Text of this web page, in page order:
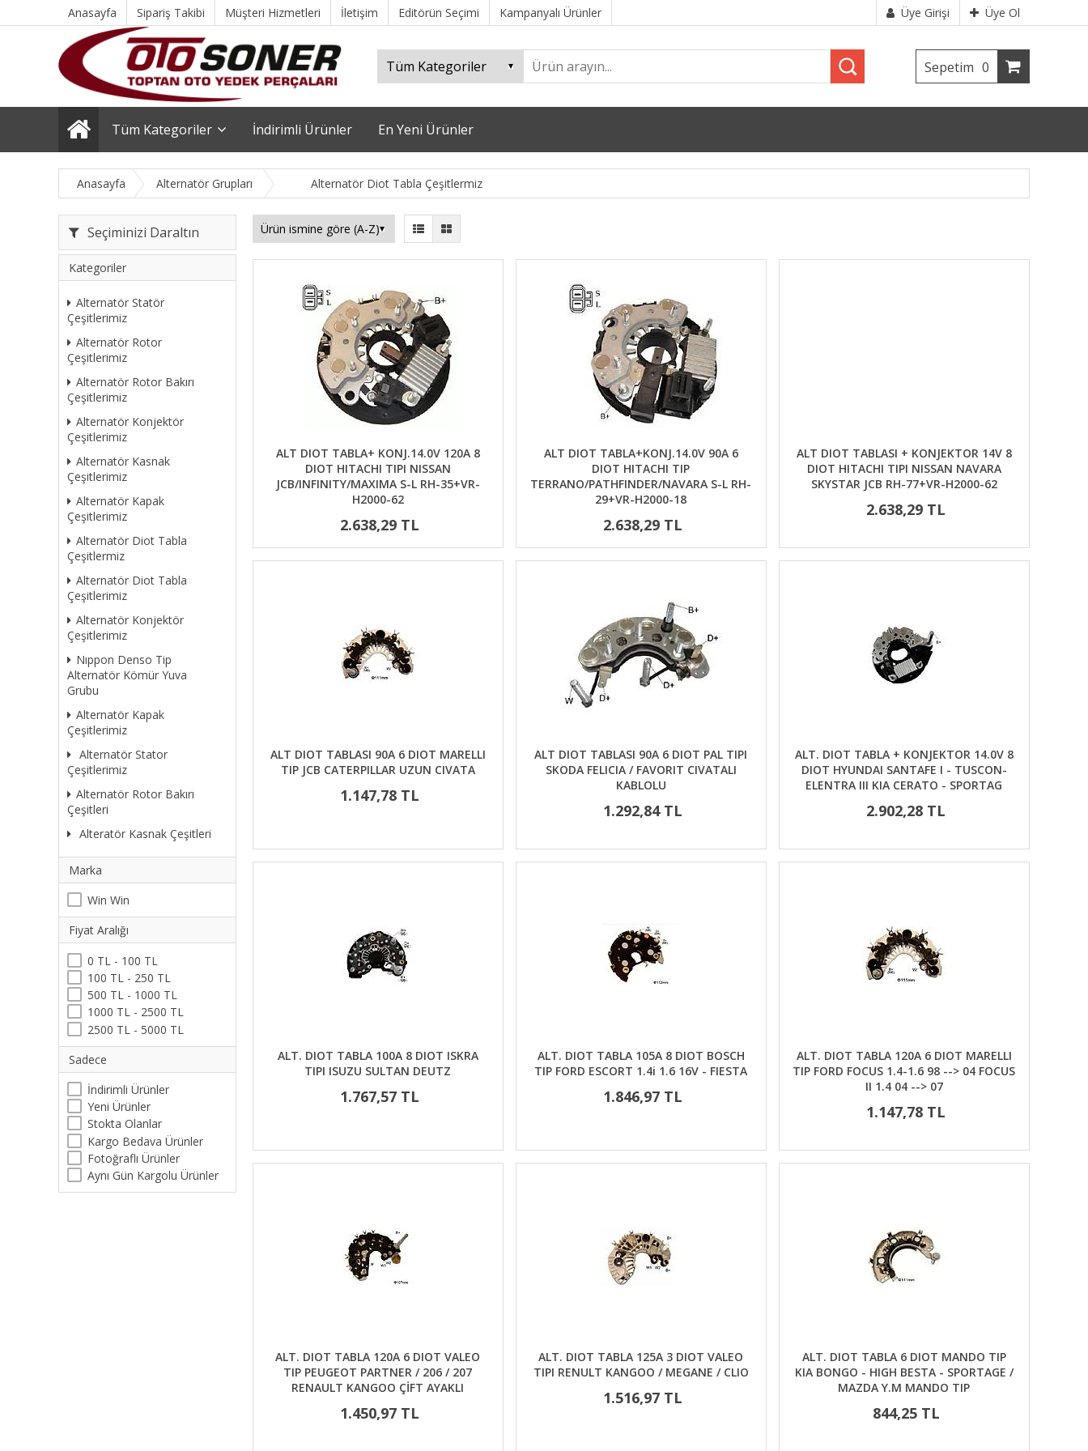
Anasayfa Sipariş Takibi Müşteri Hizmetleri İletişim Editörün Seçimi Kampanyalı Ürünler Üye Girişi Üye Ol
Sepetim 0
Tüm Kategoriler İndirimli Ürünler En Yeni Ürünler
Anasayfa Alternatör Grupları Alternatör Diot Tabla Çeşitlermiz
Seçiminizi Daraltın
Kategoriler
Alternatör Statör
Çeşitlerimiz
Alternatör Rotor
Çeşitlerimiz
Alternatör Rotor Bakırı
Çeşitlerimiz
Alternatör Konjektör
Çeşitlerimiz
Alternatör Kasnak
Çeşitlerimiz
Alternatör Kapak
Çeşitlerimiz
Alternatör Diot Tabla
Çeşitlermiz
Alternatör Diot Tabla
Çeşitlerimiz
Alternatör Konjektör
Çeşitlerimiz
Nıppon Denso Tip
Alternatör Kömür Yuva
Grubu
Alternatör Kapak
Çeşitlerimiz
Alternatör Stator
Çeşitlerimiz
Alternatör Rotor Bakırı
Çeşitleri
Alteratör Kasnak Çeşitleri
Marka
Win Win
Fiyat Aralığı
0 TL - 100 TL
100 TL - 250 TL
500 TL - 1000 TL
1000 TL - 2500 TL
2500 TL - 5000 TL
Sadece
İndirimli Ürünler
Yeni Ürünler
Stokta Olanlar
Kargo Bedava Ürünler
Fotoğraflı Ürünler
Aynı Gün Kargolu Ürünler
ALT DIOT TABLA+ KONJ.14.0V 120A 8
DIOT HITACHI TIPI NISSAN
JCB/INFINITY/MAXIMA S-L RH-35+VR-
H2000-62
2.638,29 TL
ALT DIOT TABLA+KONJ.14.0V 90A 6
DIOT HITACHI TIP
TERRANO/PATHFINDER/NAVARA S-L RH-
29+VR-H2000-18
2.638,29 TL
ALT DIOT TABLASI + KONJEKTOR 14V 8
DIOT HITACHI TIPI NISSAN NAVARA
SKYSTAR JCB RH-77+VR-H2000-62
2.638,29 TL
ALT DIOT TABLASI 90A 6 DIOT MARELLI
TIP JCB CATERPILLAR UZUN CIVATA
1.147,78 TL
ALT DIOT TABLASI 90A 6 DIOT PAL TIPI
SKODA FELICIA / FAVORIT CIVATALI
KABLOLU
1.292,84 TL
ALT. DIOT TABLA + KONJEKTOR 14.0V 8
DIOT HYUNDAI SANTAFE I - TUSCON-
ELENTRA III KIA CERATO - SPORTAG
2.902,28 TL
ALT. DIOT TABLA 100A 8 DIOT ISKRA
TIPI ISUZU SULTAN DEUTZ
1.767,57 TL
ALT. DIOT TABLA 105A 8 DIOT BOSCH
TIP FORD ESCORT 1.4i 1.6 16V - FIESTA
1.846,97 TL
ALT. DIOT TABLA 120A 6 DIOT MARELLI
TIP FORD FOCUS 1.4-1.6 98 --> 04 FOCUS
II 1.4 04 --> 07
1.147,78 TL
ALT. DIOT TABLA 120A 6 DIOT VALEO
TIP PEUGEOT PARTNER / 206 / 207
RENAULT KANGOO ÇİFT AYAKLI
1.450,97 TL
ALT. DIOT TABLA 125A 3 DIOT VALEO
TIPI RENULT KANGOO / MEGANE / CLIO
1.516,97 TL
ALT. DIOT TABLA 6 DIOT MANDO TIP
KIA BONGO - HIGH BESTA - SPORTAGE /
MAZDA Y.M MANDO TIP
844,25 TL